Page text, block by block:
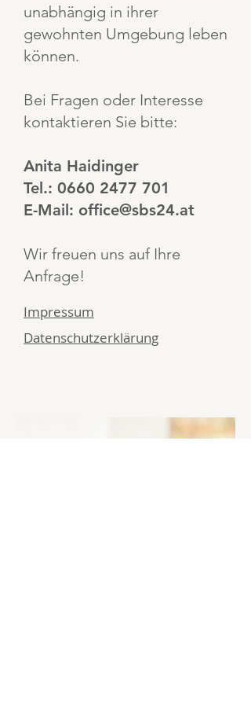
unabhängig in ihrer
gewohnten Umgebung leben
können.
Bei Fragen oder Interesse
kontaktieren Sie bitte:
Anita Haidinger
Tel.: 0660 2477 701
E-Mail: office@sbs24.at
Wir freuen uns auf Ihre
Anfrage!
Impressum
Datenschutzerklärung